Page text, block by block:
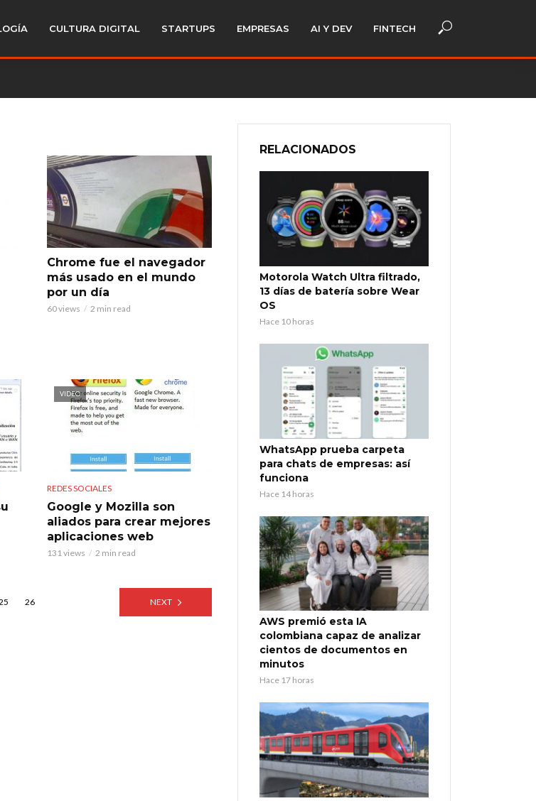
CULTURA DIGITAL STARTUPS EMPRESAS AI Y DEV FINTECH
Chrome fue el navegador
más usado en el mundo
por un día
60 views 2 min read
VIDEO
REDES SOCIALES
Google y Mozilla son
aliados para crear mejores
aplicaciones web
131 views 2 min read
26 NEXT
RELACIONADOS
Motorola Watch Ultra filtrado,
13 días de batería sobre Wear
OS
Hace 10 horas
WhatsApp prueba carpeta
para chats de empresas: así
funciona
Hace 14 horas
AWS premió esta IA
colombiana capaz de analizar
cientos de documentos en
minutos
Hace 17 horas